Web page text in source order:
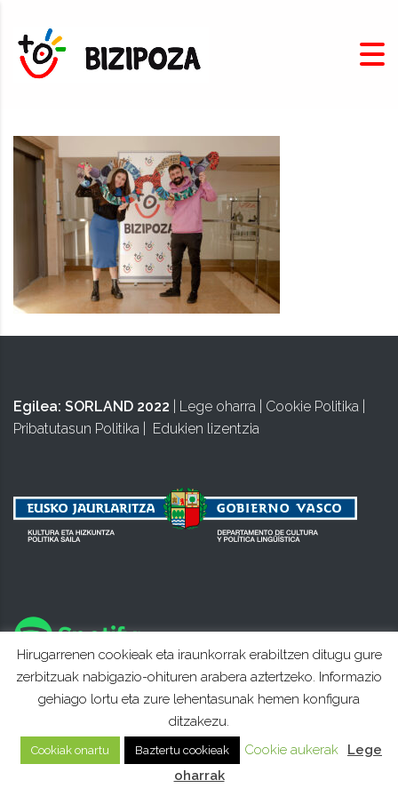
Egilea: SORLAND 2022 Lege oharra Cookie Politika
Pribatutasun Politika
Edukien lizentzia
Hirugarrenen cookieak eta iraunkorrak erabiltzen ditugu gure
zerbitzuak nabigazio-ohituren arabera aztertzeko. Informazio
gehiago lortu eta zure lehentasunak hemen konfigura
ditzakezu.
Cookiak onartu Baztertu cookieak Cookie aukerak
Lege
oharrak